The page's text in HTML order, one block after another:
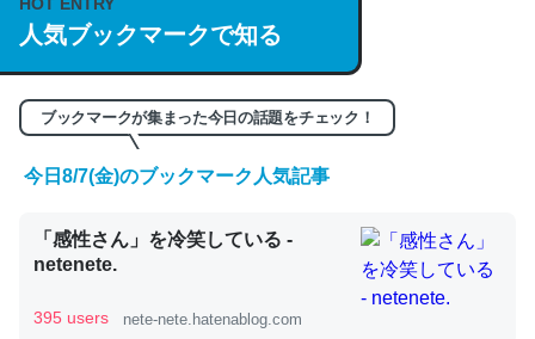
/064121
─GPTの仕組みと限界についての考察（１） - conceptualization
くらい。小説でいう「ずっと前の伏線」は回収されないけ
ど、短期記憶というには多い分量。進化すればするほど分
HOT ENTRY
人気ブックマークで知る
ブックマークが集まった今日の話題をチェック！
今日8/7(金)のブックマーク人気記事
「感性さん」を冷笑している -
netenete.
395 users nete-nete.hatenablog.com